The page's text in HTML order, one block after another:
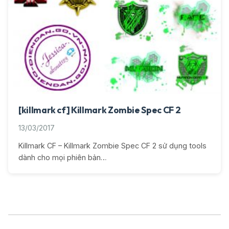
[killmark cf] Killmark Zombie Spec CF 2
13/03/2017
Killmark CF – Killmark Zombie Spec CF 2 sử dụng tools
dành cho mọi phiên bản…